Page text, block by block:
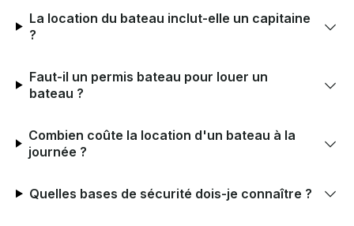
La location du bateau inclut-elle un capitaine
?
Faut-il un permis bateau pour louer un
bateau ?
Combien coûte la location d'un bateau à la
journée ?
Quelles bases de sécurité dois-je connaître ?